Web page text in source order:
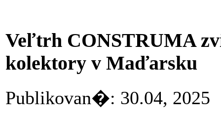
Veľtrh CONSTRUMA
kolektory v Maďarsku
Publikovan�: 30.04,